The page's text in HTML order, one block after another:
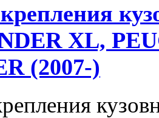
XL,
(2007-)